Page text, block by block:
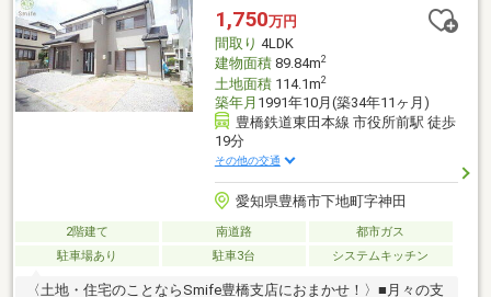
校まで徒歩約7分(約550m)豊城中学校まで徒歩約13分(約990m)お
気軽にお問合せください。
1,750万円
間取り 4LDK
建物面積89.84m2
土地面積114.1m2
築年月 1991年10月(築34年11ヶ月)
豊橋鉄道東田本線 市役所前駅 徒歩
19分
その他の交通
愛知県豊橋市下地町字神田
2階建て 南道路
都市ガス
駐車場あり
駐車3台 システムキッチン
〈土地・住宅のことならSmife豊橋支店におまかせ！〉■月々の支